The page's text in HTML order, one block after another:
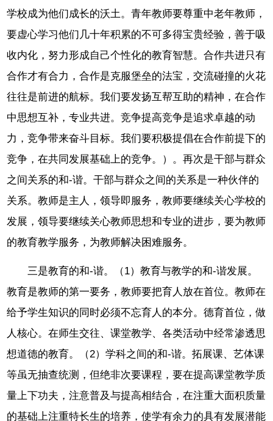
学校成为他们成长的沃土。青年教师要尊重中老年教师，
要虚心学习他们几十年积累的不可多得宝贵经验，善于吸
收内化，努力形成自己个性化的教育智慧。合作共进只有
合作才有合力，合作是克服堡垒的法宝，交流碰撞的火花
往往是前进的航标。我们要发扬互帮互助的精神，在合作
中思想互补，专业共进。竞争提高竞争是追求卓越的动
力，竞争带来奋斗目标。我们要积极提倡在合作前提下的
竞争，在共同发展基础上的竞争。）。再次是干部与群众
之间关系的和-谐。干部与群众之间的关系是一种伙伴的
关系。教师是主人，领导即服务，教师要继续关心学校的
发展，领导要继续关心教师思想和专业的进步，要为教师
的教育教学服务，为教师解决困难服务。
三是教育的和-谐。（1）教育与教学的和-谐发展。
教育是教师的第一要务，教师要把育人放在首位。教师在
给予学生知识的同时必须不忘育人的本分。德育首位，做
人核心。在师生交往、课堂教学、各类活动中经常渗透思
想道德的教育。（2）学科之间的和-谐。拓展课、艺体课
等虽无抽查统测，但绝非次要课程，要在提高课堂教学质
量上下功夫，注意普及与提高相结合，在注重大面积质量
的基础上注重特长生的培养，使学有余力的具有发展潜能